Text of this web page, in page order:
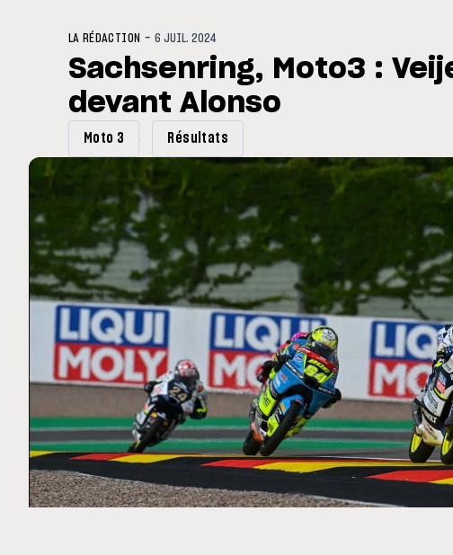
club spécial dans
MOTO GP
Silverstone : Horaires et Programme
LA RÉDACTION -6 JUIL. 2024
Sachsenring, Moto3 :
devant Alonso
Moto 3 Résultats